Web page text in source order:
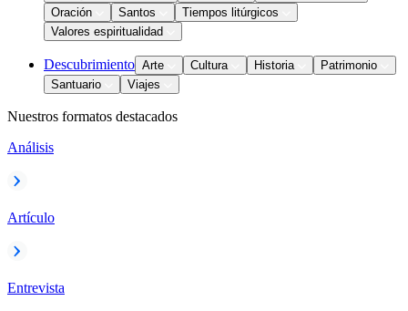
Oración
Santos
Tiempos litúrgicos
Valores espiritualidad
Descubrimiento Arte Cultura Historia
Patrimonio
Santuario
Viajes
Nuestros formatos destacados
Análisis
Artículo
Entrevista